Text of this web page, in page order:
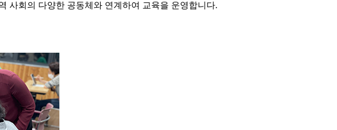
사회의 다양한 공동체와 연계하여 교육을 운영합니다.